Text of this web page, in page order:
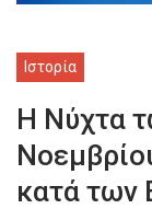
Ιστορία
Η Νύχτα
κατά των